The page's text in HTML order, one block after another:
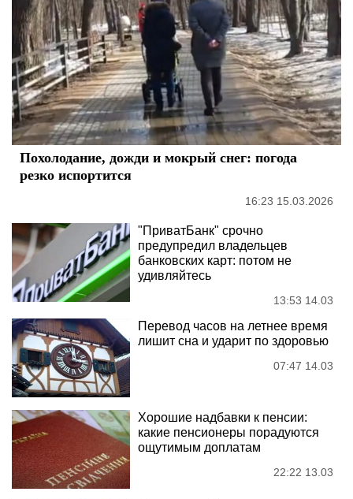
Похолодание, дожди и мокрый снег: погода
резко испортится
16:23 15.03.2026
"ПриватБанк" срочно
предупредил владельцев
банковских карт: потом не
удивляйтесь
13:53 14.03
Перевод часов на летнее время
лишит сна и ударит по здоровью
07:47 14.03
Хорошие надбавки к пенсии:
какие пенсионеры порадуются
ощутимым доплатам
22:22 13.03